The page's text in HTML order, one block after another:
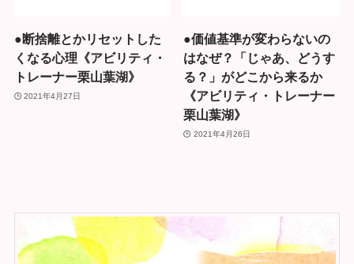
●断捨離とかリセットした
くなる心理《アビリティ・
トレーナー栗山葉湖》
2021年4月27日
●価値基準が変わらないの
はなぜ？「じゃあ、どうす
る？」がどこから来るか
《アビリティ・トレーナー
栗山葉湖》
2021年4月26日